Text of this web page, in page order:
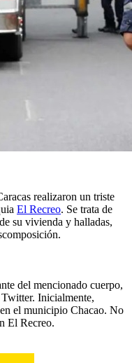
realizaron un triste
El Recreo. Se trata de
su vivienda y halladas,
del mencionado cuerpo,
Twitter. Inicialmente,
el municipio Chacao. No
El Recreo.